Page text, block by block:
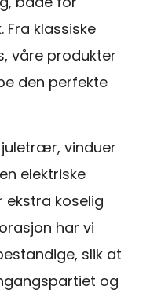
klassiske
våre produkter
den perfekte
juletrær, vinduer
elektriske
ekstra koselig
har vi
slik at
og